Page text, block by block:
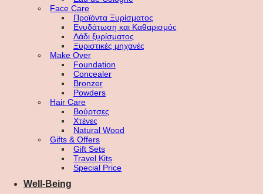
Face Care
Προϊόντα Ξυρίσματος
Ενυδάτωση και Καθαρισμός
Λάδι ξυρίσματος
Ξυριστικές μηχανές
Make Over
Foundation
Concealer
Bronzer
Powders
Hair Care
Βούρτσες
Χτένες
Natural Wood
Gifts & Offers
Gift Sets
Travel Kits
Special Price
Well-Being